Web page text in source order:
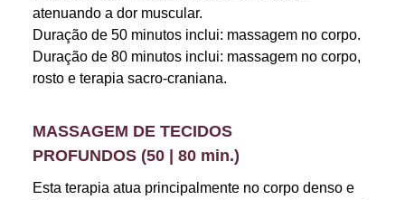
atenuando a dor muscular.
Duração de 50 minutos inclui: massagem no corpo.
Duração de 80 minutos inclui: massagem no corpo,
rosto e terapia sacro-craniana.
MASSAGEM DE TECIDOS
PROFUNDOS (50 | 80 min.)
Esta terapia atua principalmente no corpo denso e